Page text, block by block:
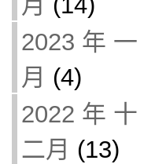
2023 年 一
月 (4)
2022 年 十
二月 (13)